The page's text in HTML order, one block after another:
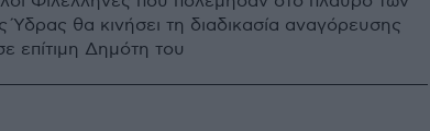
θα κινήσει τη διαδικασία αναγόρευσης
επίτιμη Δημότη του